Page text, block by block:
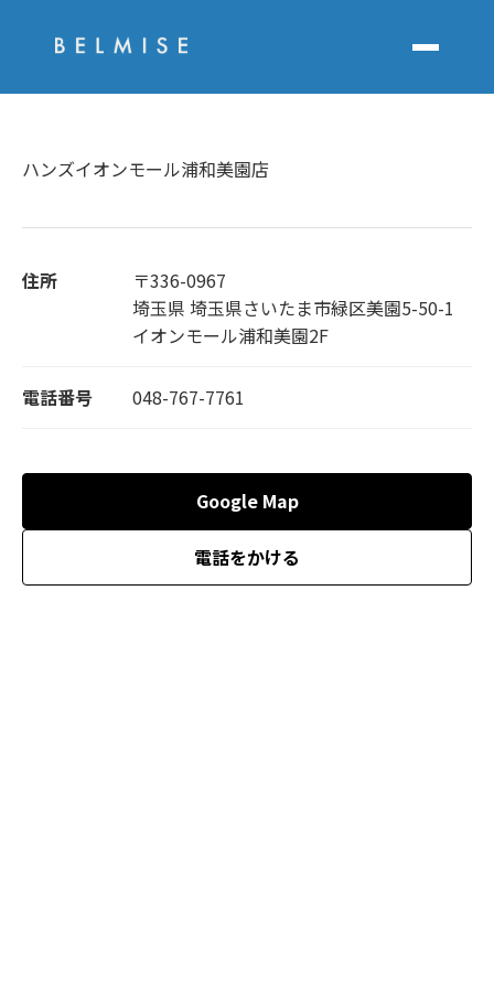
ハンズイオンモール浦和美園店
住所
〒336-0967
埼玉県 埼玉県さいたま市緑区美園5-50-1
イオンモール浦和美園2F
電話番号 048-767-7761
Google Map
電話をかける